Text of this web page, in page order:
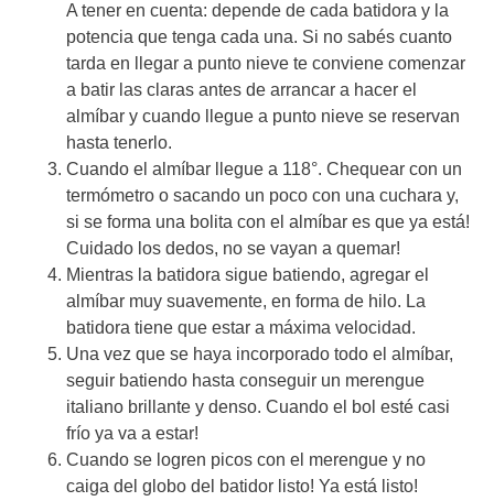
A tener en cuenta: depende de cada batidora y la
potencia que tenga cada una. Si no sabés cuanto
tarda en llegar a punto nieve te conviene comenzar
a batir las claras antes de arrancar a hacer el
almíbar y cuando llegue a punto nieve se reservan
hasta tenerlo.
Cuando el almíbar llegue a 118°. Chequear con un
termómetro o sacando un poco con una cuchara y,
si se forma una bolita con el almíbar es que ya está!
Cuidado los dedos, no se vayan a quemar!
Mientras la batidora sigue batiendo, agregar el
almíbar muy suavemente, en forma de hilo. La
batidora tiene que estar a máxima velocidad.
Una vez que se haya incorporado todo el almíbar,
seguir batiendo hasta conseguir un merengue
italiano brillante y denso. Cuando el bol esté casi
frío ya va a estar!
Cuando se logren picos con el merengue y no
caiga del globo del batidor listo! Ya está listo!